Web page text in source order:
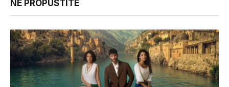
NE PROPUSTITE